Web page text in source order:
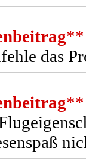
**
das
**